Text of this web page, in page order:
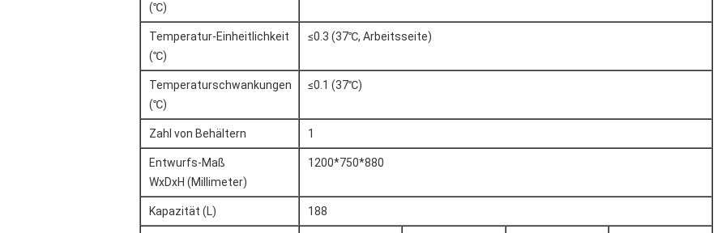
(℃)
Temperatur-Einheitlichkeit
(℃)
≤0.3 (37℃, Arbeitsseite)
Temperaturschwankungen
(℃)
≤0.1 (37℃)
Zahl von Behältern 1
Entwurfs-Maß
WxDxH (Millimeter)
1200*750*880
Kapazität (L) 188